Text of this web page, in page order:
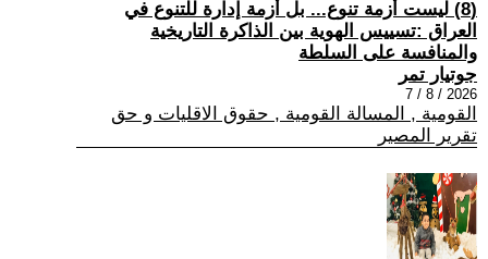
(8) ليست أزمة تنوع... بل أزمة إدارة للتنوع في
العراق :تسييس الهوية بين الذاكرة التاريخية
والمنافسة على السلطة
جوتيار تمر
2026 / 8 / 7
القومية , المسالة القومية , حقوق الاقليات و حق
تقرير المصير